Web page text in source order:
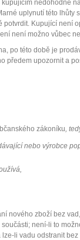
nedohodne
uplynutí této lhůty
Kupující není
není možno vůbec
po této době je
předem upozornit a
zákoníku,
nebo výrobce
nového zboží bez
není-li to
li vadu odstranit